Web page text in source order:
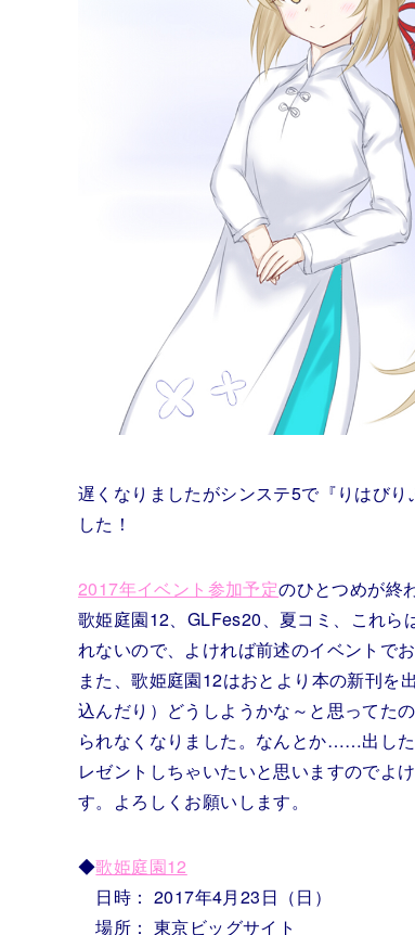
遅くなりましたがシンステ5で『りはび
した！
2017年イベント参加予定のひとつめが終
歌姫庭園12、GLFes20、夏コミ、これら
れないので、よければ前述のイベントで
また、歌姫庭園12はおとより本の新刊を
込んだり）どうしようかな～と思ってた
られなくなりました。なんとか……出し
レゼントしちゃいたいと思いますのでよ
す。よろしくお願いします。
◆歌姫庭園12
日時： 2017年4月23日（日）
場所： 東京ビッグサイト